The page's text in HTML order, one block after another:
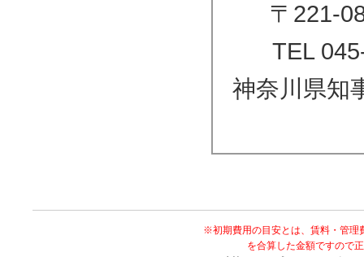
〒221-
TEL
神奈川県知
※初期費用の目安とは、賃料・管理
を合算した金額ですので